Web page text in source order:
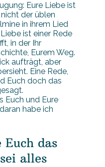
Eure Liebe ist
der üblen
in ihrem Lied
ist einer Rede
in der Ihr
Eurem Weg.
aufträgt, aber
Eine Rede,
Euch doch das
Euch und Eure
habe ich
Euch das
alles